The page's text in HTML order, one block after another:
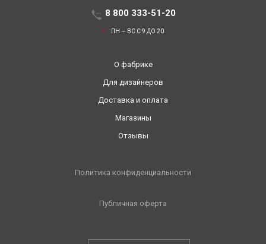
8 800 333-51-20
ПН — ВС С 9 ДО 20
О фабрике
Для дизайнеров
Доставка и оплата
Магазины
Отзывы
Политика конфиденциальности
Публичная оферта